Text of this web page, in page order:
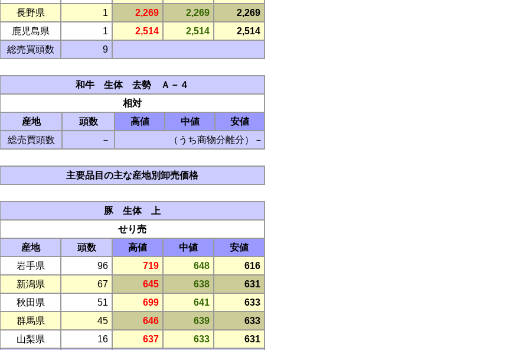
長野県
1 2,269 2,269
2,269
鹿児島県
1 2,514 2,514
2,514
総売買頭数
9
和牛 生体 去勢 Ａ－４
相対
産地
頭数 高値 中値
安値
総売買頭数
－ （うち商物分離分）－
主要品目の主な産地別卸売価格
豚 生体 上
せり売
産地
頭数 高値 中値
安値
岩手県
96 719 648
616
新潟県
67 645 638
631
秋田県
51 699 641
633
群馬県
45 646 639
633
山梨県
16 637 633 631